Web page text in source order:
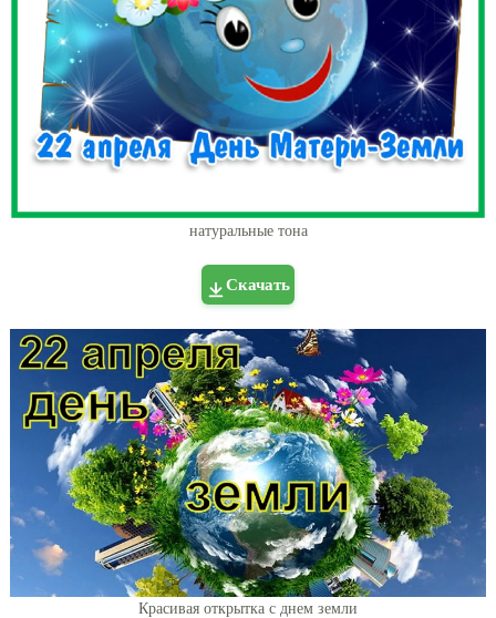
натуральные тона
Скачать
Красивая открытка с днем земли